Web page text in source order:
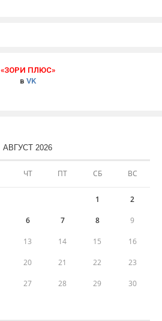
«ЗОРИ ПЛЮС»
в VK
АВГУСТ 2026
ЧТ ПТ СБ ВС
1 2
6 7 8 9
13 14 15 16
20 21 22 23
27 28 29 30